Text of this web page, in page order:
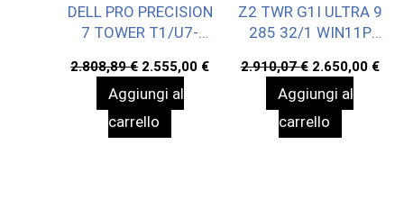
DELL PRO PRECISION
7 TOWER T1/U7-
2.808,89€ Il
prezzo
originale
2.808,89 €.
2.555,00 €Il
prezzo
2.555,00 €.
Aggiungi al
carrello
Z2 TWR G1I ULTRA 9
285 32/1 WIN11P
2.910,07€ Il
prezzo
originale
2.910,07 €.
2.650,00 €Il
Aggiungi al
carrello